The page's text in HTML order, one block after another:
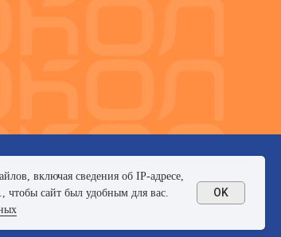
включая сведения об IP-адресе,
чтобы сайт был удобным для вас.
OK